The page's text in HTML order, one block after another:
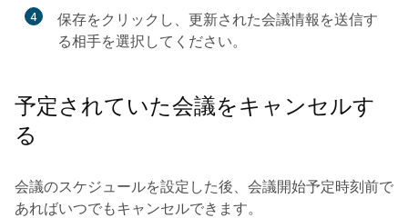
4 保存をクリックし、更新された会議情報を送信す
る相手を選択してください。
予定されていた会議をキャンセルす
る
会議のスケジュールを設定した後、会議開始予定時刻前で
あればいつでもキャンセルできます。